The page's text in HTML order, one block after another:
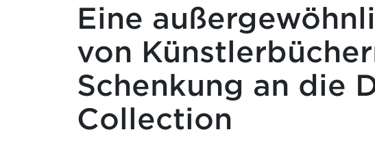
Eine
von
Schenkung an die
Collection